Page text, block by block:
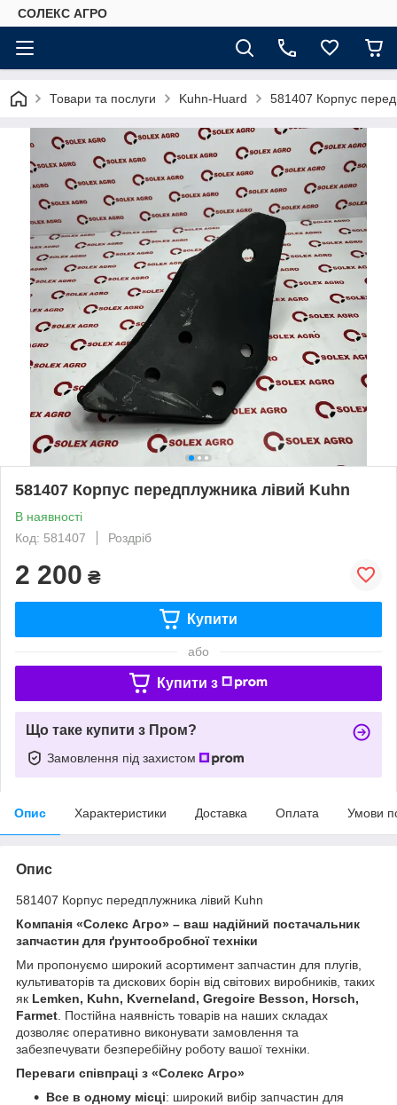
СОЛЕКС АГРО
Товари та послуги Kuhn-Huard 581407 Корпус
581407 Корпус передплужника лівий Kuhn
В наявності
Код: 581407
Роздріб
2 200 ₴
Купити
або
Купити з
Що таке купити з Пром?
Замовлення під захистом
Опис Характеристики Доставка Оплата Умови
Опис
581407 Корпус передплужника лівий Kuhn
Компанія «Солекс Агро» – ваш надійний постачальник
запчастин для ґрунтообробної техніки
Ми пропонуємо широкий асортимент запчастин для плугів,
культиваторів та дискових борін від світових виробників, таких
як Lemken, Kuhn, Kverneland, Gregoire Besson, Horsch,
Farmet . Постійна наявність товарів на наших складах
дозволяє оперативно виконувати замовлення та
забезпечувати безперебійну роботу вашої техніки.
Переваги співпраці з «Солекс Агро»
Все в одному місці: широкий вибір запчастин для